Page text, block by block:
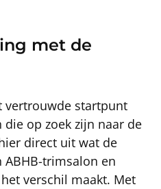
met de
vertrouwde startpunt
op zoek zijn naar de
direct uit wat de
ABHB-trimsalon en
verschil maakt. Met